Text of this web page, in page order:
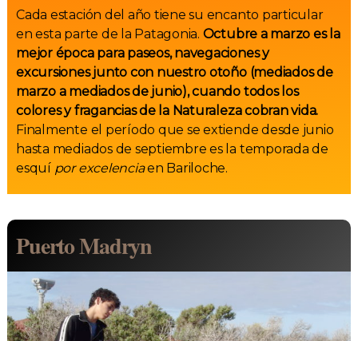
Cada estación del año tiene su encanto particular
en esta parte de la Patagonia. Octubre a marzo es la
mejor época para paseos, navegaciones y
excursiones junto con nuestro otoño (mediados de
marzo a mediados de junio), cuando todos los
colores y fragancias de la Naturaleza cobran vida.
Finalmente el período que se extiende desde junio
hasta mediados de septiembre es la temporada de
esquí por excelenciaen Bariloche.
Puerto Madryn